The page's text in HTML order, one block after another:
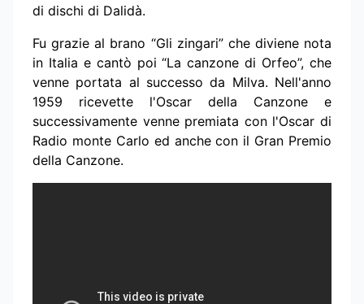
di dischi di Dalidà.
Fu grazie al brano “Gli zingari” che diviene nota
in Italia e cantò poi “La canzone di Orfeo”, che
venne portata al successo da Milva. Nell'anno
1959 ricevette l'Oscar della Canzone e
successivamente venne premiata con l'Oscar di
Radio monte Carlo ed anche con il Gran Premio
della Canzone.